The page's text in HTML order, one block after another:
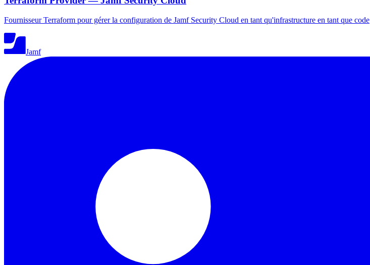
Fournisseur Terraform pour gérer la configuration de Jamf Security Cloud en tant qu'infrastructure en tant que code
Jamf